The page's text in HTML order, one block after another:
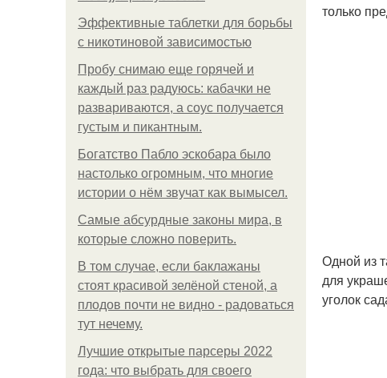
Эффективные таблетки для борьбы
с никотиновой зависимостью
Пробу снимаю еще горячей и
каждый раз радуюсь: кабачки не
развариваются, а соус получается
густым и пикантным.
Богатство Пабло эскобара было
настолько огромным, что многие
истории о нём звучат как вымысел.
Самые абсурдные законы мира, в
которые сложно поверить.
В том случае, если баклажаны
стоят красивой зелёной стеной, а
плодов почти не видно - радоваться
тут нечему.
Лучшие открытые парсеры 2022
года: что выбрать для своего
только
Одной из
для
уголок